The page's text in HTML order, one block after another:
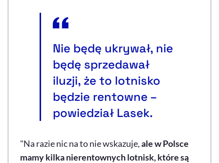
Nie będę ukrywał, nie
będę sprzedawał
iluzji, że to lotnisko
będzie rentowne –
powiedział Lasek.
"Na razie nic na to nie wskazuje,ale w Polsce
mamy kilka nierentownych lotnisk, które są